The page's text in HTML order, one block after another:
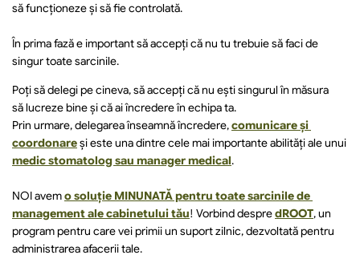
să funcționeze și să fie controlată.
În prima fază e important să accepți că nu tu trebuie să faci de
singur toate sarcinile.
Poți să delegi pe cineva, să accepți că nu ești singurul în măsura
să lucreze bine și că ai încredere în echipa ta.
Prin urmare, delegarea înseamnă încredere, comunicare și
coordonare
medic stomatolog sau manager medical.
NOI avem o soluție MINUNATĂ pentru toate sarcinile de
management ale cabinetului tău! Vorbind despre dROOT, un
program pentru care vei primii un suport zilnic, dezvoltată pentru
administrarea afacerii tale.